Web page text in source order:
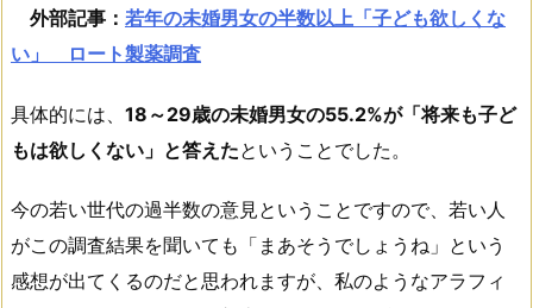
外部記事： 若年の未婚男女の半数以上「子ども欲しくな
い」 ロート製薬調査
具体的には、 18～29歳の未婚男女の55.2%が「将来も子ど
もは欲しくない」と答えたということでした。
今の若い世代の過半数の意見ということですので、若い人
がこの調査結果を聞いても「まあそうでしょうね」という
感想が出てくるのだと思われますが、私のようなアラフィ